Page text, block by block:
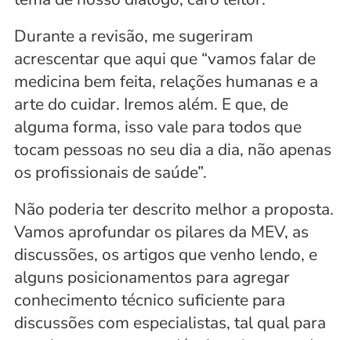
Durante a revisão, me sugeriram
acrescentar que aqui que “vamos falar de
medicina bem feita, relações humanas e a
arte do cuidar. Iremos além. E que, de
alguma forma, isso vale para todos que
tocam pessoas no seu dia a dia, não apenas
os profissionais de saúde”.
Não poderia ter descrito melhor a proposta.
Vamos aprofundar os pilares da MEV, as
discussões, os artigos que venho lendo, e
alguns posicionamentos para agregar
conhecimento técnico suficiente para
discussões com especialistas, tal qual para